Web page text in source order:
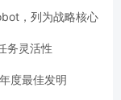
，列为战略核心
务灵活性
度最佳发明